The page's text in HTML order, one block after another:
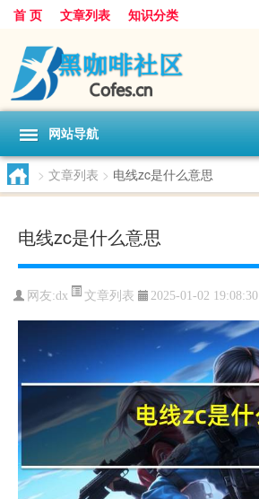
首 页 文章列表 知识分类
网站导航
> 文章列表 > 电线zc是什么意思
电线zc是什么意思
网友:dx 文章列表 2025-01-02 19:08:30